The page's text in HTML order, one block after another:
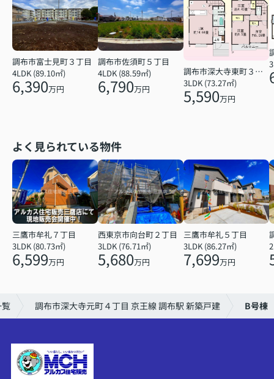
調布市富士見町３丁目
4LDK (89.10㎡)
6,390万円
調布市佐須町５丁目
4LDK (88.59㎡)
6,790万円
調布市深大寺東町３丁目
3LDK (73.27㎡)
5,590万円
よく見られている物件
三鷹市牟礼７丁目
3LDK (80.73㎡)
6,599万円
西東京市向台町２丁目
3LDK (76.71㎡)
5,680万円
三鷹市牟礼５丁目
3LDK (86.27㎡)
7,699万円
調布市深大寺元町４丁目 京王線 調布駅 新築戸建 B号棟